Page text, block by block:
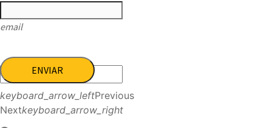
email
ENVIAR
keyboard_arrow_leftPrevious
Nextkeyboard_arrow_right